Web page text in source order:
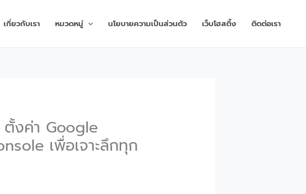
เกี่ยวกับเรา หมวดหมู่ นโยบายความเป็นส่วนตัว เว็บโฮสติ้ง ติดต่อเรา
งค่า Google
เพื่อเจาะลึกทุก